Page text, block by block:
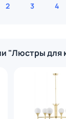
2 3 4
"Люстры для